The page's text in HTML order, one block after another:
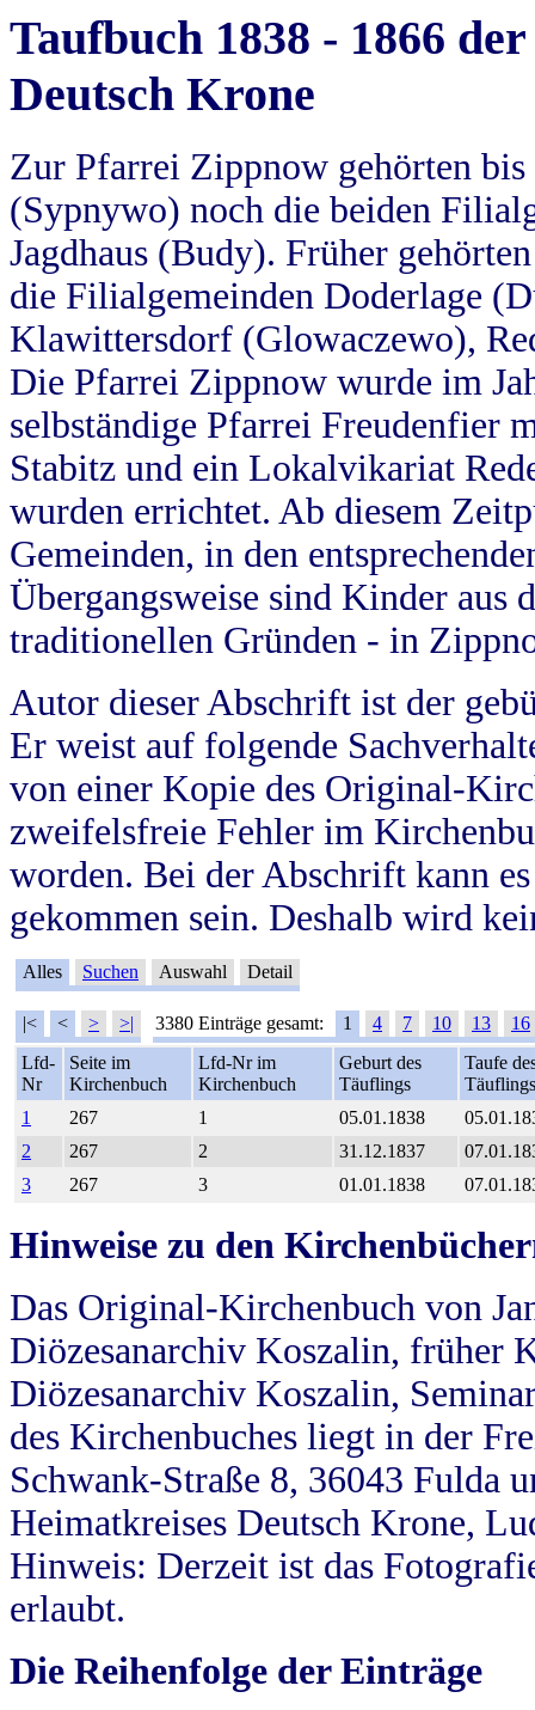
Taufbuch 1838 - 1866
Deutsch Krone
Zur Pfarrei Zippnow gehörten
(Sypnywo) noch die beiden
Jagdhaus (Budy). Früher
die Filialgemeinden Doderlage
Klawittersdorf (Glowaczewo),
Die Pfarrei Zippnow wurde im
selbständige Pfarrei Freudenfier
Stabitz und ein Lokalvikariat
wurden errichtet. Ab diesem
Gemeinden, in den
Übergangsweise sind Kinder aus
traditionellen Gründen - in
Autor dieser Abschrift ist der
Er weist auf folgende
von einer Kopie des Original-
zweifelsfreie Fehler im
worden. Bei der Abschrift kann
gekommen sein. Deshalb wird
Alles Suchen Auswahl Detail
|< < > >| 3380 Einträge gesamt: 1 4 7 10 13
16
Lfd-
Nr
Seite im
Kirchenbuch
Lfd-Nr im
Kirchenbuch
Geburt des
Täuflings
Taufe
Täuflings
1
267 1 05.01.1838
2
267 2 31.12.1837
3
267 3 01.01.1838
Hinweise zu den
Das Original-Kirchenbuch von
Diözesanarchiv Koszalin, früher
Diözesanarchiv Koszalin,
des Kirchenbuches liegt in der
Schwank-Straße 8, 36043 Fulda
Heimatkreises Deutsch Krone,
Hinweis: Derzeit ist das
erlaubt.
Die Reihenfolge der Einträge